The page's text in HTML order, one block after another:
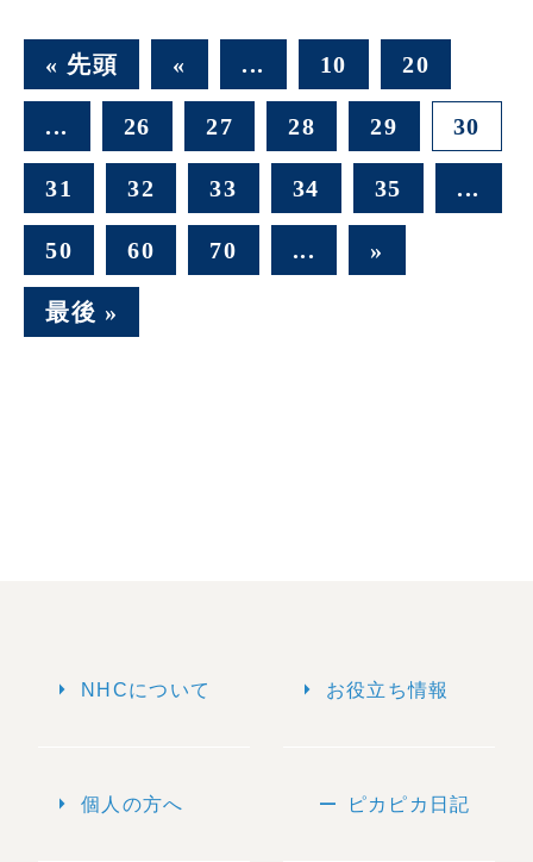
« 先頭 « ... 10 20
... 26 27 28 29 30
31 32 33 34 35 ...
50 60 70 ... »
最後 »
arrow_right NHCについて
arrow_right 個人の方へ
arrow_right お役立ち情報
remove ピカピカ日記